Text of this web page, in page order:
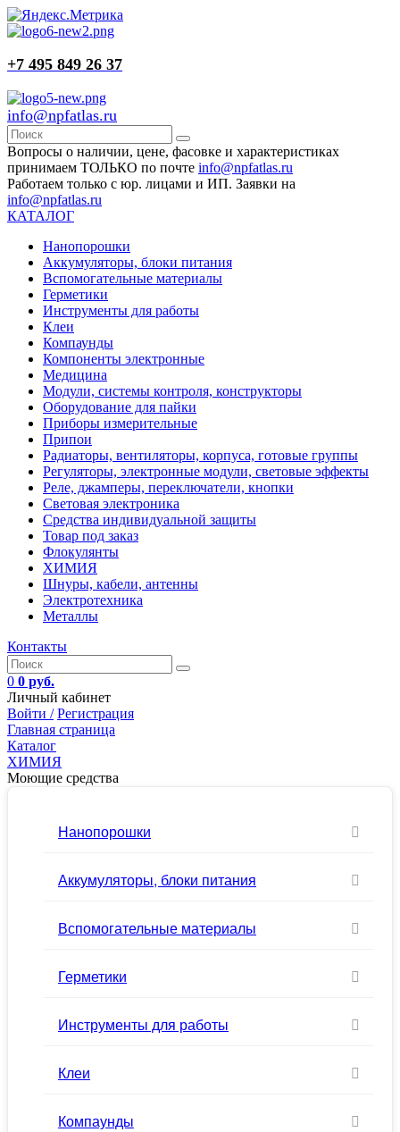
+7 495 849 26 37
info@npfatlas.ru
Вопросы о наличии, цене, фасовке и характеристиках
принимаем ТОЛЬКО по почте info@npfatlas.ru
Работаем только с юр. лицами и ИП. Заявки на
info@npfatlas.ru
КАТАЛОГ
Нанопорошки
Аккумуляторы, блоки питания
Вспомогательные материалы
Герметики
Инструменты для работы
Клеи
Компаунды
Компоненты электронные
Медицина
Модули, системы контроля, конструкторы
Оборудование для пайки
Приборы измерительные
Припои
Радиаторы, вентиляторы, корпуса, готовые группы
Регуляторы, электронные модули, световые эффекты
Реле, джамперы, переключатели, кнопки
Световая электроника
Средства индивидуальной защиты
Товар под заказ
Флокулянты
ХИМИЯ
Шнуры, кабели, антенны
Электротехника
Металлы
Контакты
0 0 руб.
Личный кабинет
Войти / Регистрация
Главная страница
Каталог
ХИМИЯ
Моющие средства
Нанопорошки
Аккумуляторы, блоки питания
Вспомогательные материалы
Герметики
Инструменты для работы
Клеи
Компаунды